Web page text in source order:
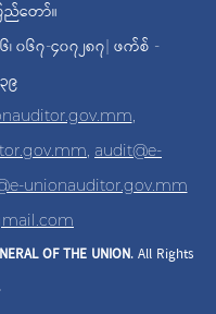
ည်တော်။
၊ ၀၆၇-၄၀၇၂၈၇| ဖက်စ် -
၉
,
, audit@e-
unionauditor.gov.mm
OF THE UNION. All Rights